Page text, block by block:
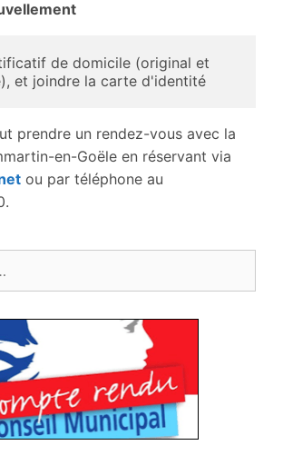
de domicile (original et
et joindre la carte d'identité
prendre un rendez-vous avec la
en-Goële en réservant via
ou par téléphone au